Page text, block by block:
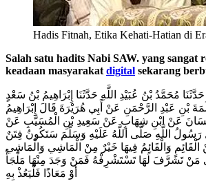
Hadis Fitnah, Etika Kehati-Hatian di
Salah satu hadits Nabi SAW. yang sangat
keadaan masyarakat digital sekarang
البخاري ٦٥٥٤: حَدَّثَنَا مُحَمَّدُ بْنُ عُبَيْدِ اللَّهِ حَدَّثَنَا إِبْرَاهِيمُ بْنُ سَعْدٍ
بْنِ عَبْدِ الرَّحْمَنِ عَنْ أَبِي هُرَيْرَةَ قَالَ إِبْرَاهِيمُ
عَنْ ابْنِ شِهَابٍ عَنْ سَعِيدِ بْنِ الْمُسَيَّبِ عَنْ
رَسُولُ اللَّهِ صَلَّى اللَّهُ عَلَيْهِ وَسَلَّمَ سَتَكُونُ فِتَنٌ
الْقَائِمِ وَالْقَائِمُ فِيهَا خَيْرٌ مِنْ الْمَاشِي وَالْمَاشِي
مَنْ تَشَرَّفَ لَهَا تَسْتَشْرِفْهُ فَمَنْ وَجَدَ مِنْهَا مَلْجَأً
أَوْ مَعَاذًا فَلْيَعُذْ بِهِ